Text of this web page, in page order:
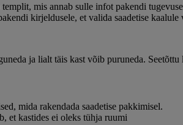
mis annab sulle infot pakendi
kirjeldusele, et valida saadetise kaalule
ja lialt täis kast võib puruneda.
mida rakendada saadetise pakkimisel.